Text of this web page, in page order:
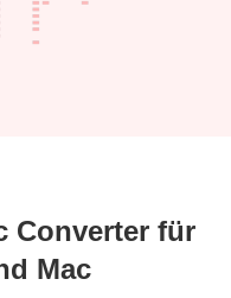
Converter für
Mac